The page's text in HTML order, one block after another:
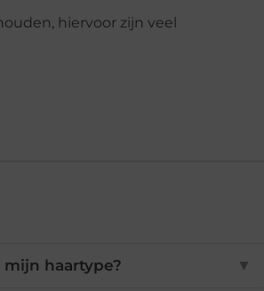
hiervoor zijn veel
haartype? ▼